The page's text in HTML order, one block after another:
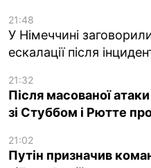
21:48
У Німеччині
ескалації після
21:32
Після масованої
зі Стуббом і Рютте
21:02
Путін призначив